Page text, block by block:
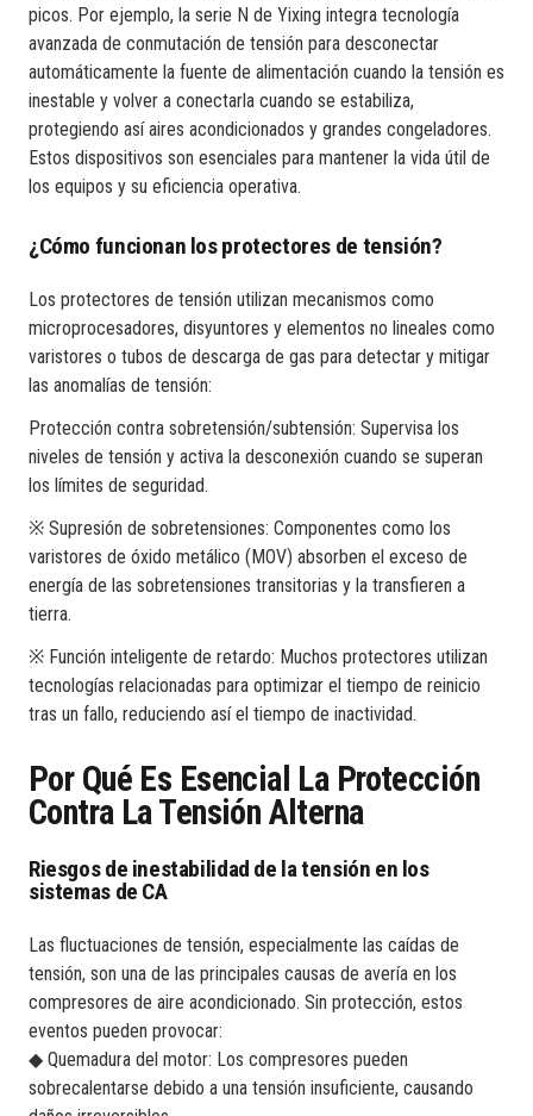
picos. Por ejemplo, la serie N de Yixing integra tecnología
avanzada de conmutación de tensión para desconectar
automáticamente la fuente de alimentación cuando la tensión es
inestable y volver a conectarla cuando se estabiliza,
protegiendo así aires acondicionados y grandes congeladores.
Estos dispositivos son esenciales para mantener la vida útil de
los equipos y su eficiencia operativa.
¿Cómo funcionan los protectores de tensión?
Los protectores de tensión utilizan mecanismos como
microprocesadores, disyuntores y elementos no lineales como
varistores o tubos de descarga de gas para detectar y mitigar
las anomalías de tensión:
Protección contra sobretensión/subtensión: Supervisa los
niveles de tensión y activa la desconexión cuando se superan
los límites de seguridad.
※ Supresión de sobretensiones: Componentes como los
varistores de óxido metálico (MOV) absorben el exceso de
energía de las sobretensiones transitorias y la transfieren a
tierra.
※ Función inteligente de retardo: Muchos protectores utilizan
tecnologías relacionadas para optimizar el tiempo de reinicio
tras un fallo, reduciendo así el tiempo de inactividad.
Por Qué Es Esencial La Protección
Contra La Tensión Alterna
Riesgos de inestabilidad de la tensión en los
sistemas de CA
Las fluctuaciones de tensión, especialmente las caídas de
tensión, son una de las principales causas de avería en los
compresores de aire acondicionado. Sin protección, estos
eventos pueden provocar:
◆ Quemadura del motor: Los compresores pueden
sobrecalentarse debido a una tensión insuficiente, causando